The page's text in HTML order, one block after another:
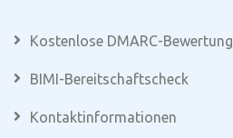
Kostenlose DMARC-Bewertung
BIMI-Bereitschaftscheck
Kontaktinformationen